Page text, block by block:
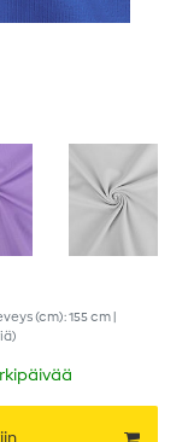
(cm): 155 cm |
)